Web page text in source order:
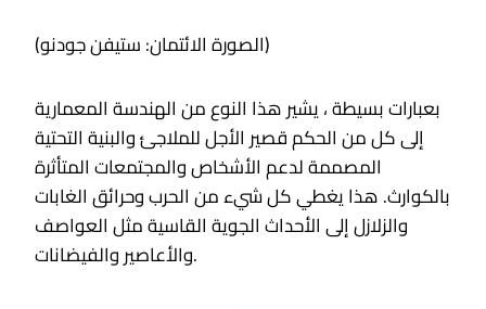
(الصورة الائتمان: ستيفن جودنو)
بعبارات بسيطة ، يشير هذا النوع من الهندسة المعمارية
إلى كل من الحكم قصير الأجل للملاجئ والبنية التحتية
المصممة لدعم الأشخاص والمجتمعات المتأثرة
بالكوارث. هذا يغطي كل شيء من الحرب وحرائق الغابات
والزلازل إلى الأحداث الجوية القاسية مثل العواصف
والأعاصير والفيضانات.